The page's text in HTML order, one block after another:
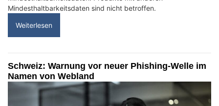
Mindesthaltbarkeitsdaten sind nicht betroffen.
Weiterlesen
Schweiz: Warnung vor neuer Phishing-Welle im
Namen von Webland